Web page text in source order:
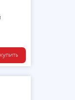
купить